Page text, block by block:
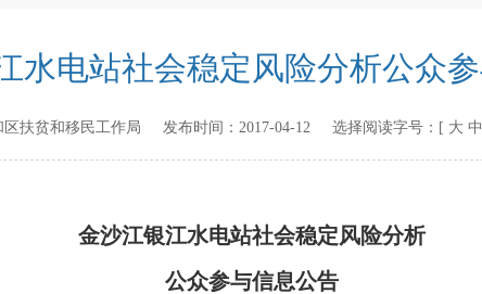
水电站社会稳定风险分析公众
扶贫和移民工作局 发布时间： 2017-04-12选择阅读字号：[ 大 中
金沙江银江水电站社会稳定风险分析
公众参与信息公告